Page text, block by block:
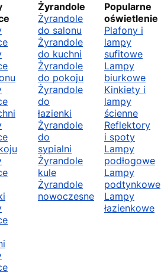
Żyrandole
Żyrandole
do salonu
Żyrandole
do kuchni
Żyrandole
do pokoju
Żyrandole
do
łazienki
Żyrandole
do
sypialni
Żyrandole
kule
Żyrandole
nowoczesne
Popularne
oświetlenie
Plafony i
lampy
sufitowe
Lampy
biurkowe
Kinkiety i
lampy
ścienne
Reflektory
i spoty
Lampy
podłogowe
Lampy
podtynkowe
Lampy
łazienkowe